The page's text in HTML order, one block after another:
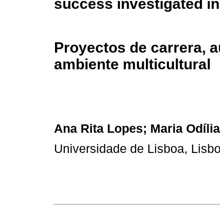
success investigated
Proyectos de carrera,
ambiente multicultural
Ana Rita Lopes; Maria
Universidade de Lisboa,